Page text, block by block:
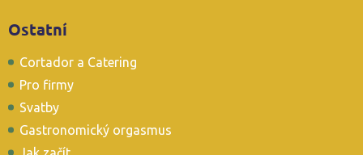
Ostatní
Cortador a Catering
Pro firmy
Svatby
Gastronomický orgasmus